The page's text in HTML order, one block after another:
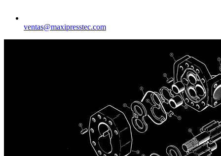
ventas@maxipresstec.com